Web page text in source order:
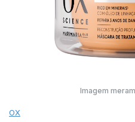
Imagem
OX